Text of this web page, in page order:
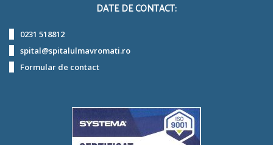
DATE DE CONTACT:
0231 518812
spital@spitalulmavromati.ro
Formular de contact